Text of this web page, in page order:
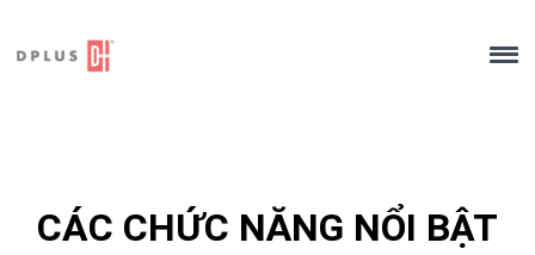
content
CÁC CHỨC NĂNG NỔI BẬT